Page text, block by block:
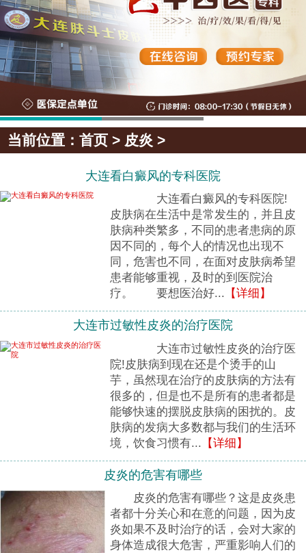
当前位置：首页 > 皮炎 >
大连看白癜风的专科医院
大连看白癜风的专科医院!
皮肤病在生活中是常发生的，并且皮
肤病种类繁多，不同的患者患病的原
因不同的，每个人的情况也出现不
同，危害也不同，在面对皮肤病希望
患者能够重视，及时的到医院治
疗。 要想医治好... 【详细】
大连市过敏性皮炎的治疗医院
大连市过敏性皮炎的治疗医
院!皮肤病到现在还是个烫手的山
芋，虽然现在治疗的皮肤病的方法有
很多的，但是也不是所有的患者都是
能够快速的摆脱皮肤病的困扰的。皮
肤病的发病大多数都与我们的生活环
境，饮食习惯有... 【详细】
皮炎的危害有哪些
皮炎的危害有哪些？这是皮炎患
者都十分关心和在意的问题，因为皮
炎如果不及时治疗的话，会对大家的
身体造成很大危害，严重影响人们的